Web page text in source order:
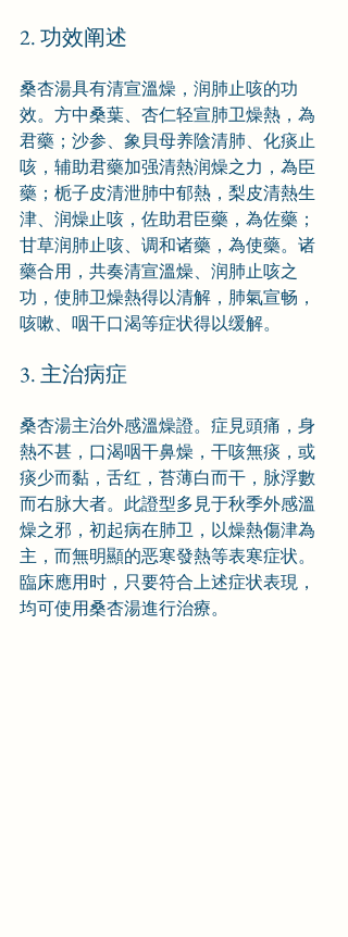
2. 功效阐述
桑杏湯具有清宣溫燥，润肺止咳的功
效。方中桑葉、杏仁轻宣肺卫燥熱，為
君藥；沙参、象貝母养陰清肺、化痰止
咳，辅助君藥加强清熱润燥之力，為臣
藥；栀子皮清泄肺中郁熱，梨皮清熱生
津、润燥止咳，佐助君臣藥，為佐藥；
甘草润肺止咳、调和诸藥，為使藥。诸
藥合用，共奏清宣溫燥、润肺止咳之
功，使肺卫燥熱得以清解，肺氣宣畅，
咳嗽、咽干口渴等症状得以缓解。
3. 主治病症
桑杏湯主治外感溫燥證。症見頭痛，身
熱不甚，口渴咽干鼻燥，干咳無痰，或
痰少而黏，舌红，苔薄白而干，脉浮數
而右脉大者。此證型多見于秋季外感溫
燥之邪，初起病在肺卫，以燥熱傷津為
主，而無明顯的恶寒發熱等表寒症状。
臨床應用时，只要符合上述症状表現，
均可使用桑杏湯進行治療。